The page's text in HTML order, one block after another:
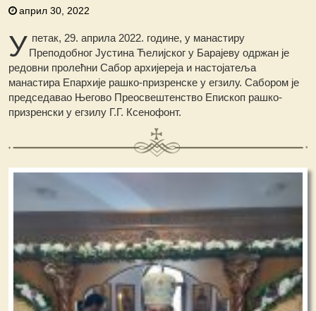
април 30, 2022
У петак, 29. априла 2022. године, у манастиру
Преподобног Јустина Ћелијског у Барајеву одржан је
редовни пролећни Сабор архијереја и настојатеља
манастира Епархије рашко-призренске у егзилу. Сабором је
председавао Његово Преосвештенство Епископ рашко-
призренски у егзилу Г.Г. Ксенофонт.